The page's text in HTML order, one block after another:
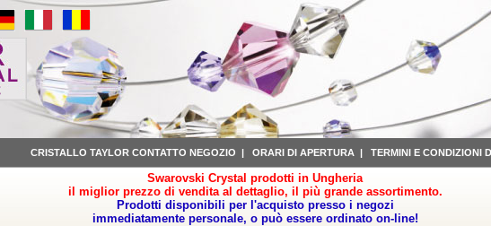
CRISTALLO TAYLOR CONTATTO NEGOZIO | ORARI DI APERTURA | TERMINI E CONDIZIONI
Swarovski Crystal prodotti in Ungheria
il miglior prezzo di vendita al dettaglio, il più grande assortimento.
Prodotti disponibili per l'acquisto presso i negozi
immediatamente personale, o può essere ordinato on-line!